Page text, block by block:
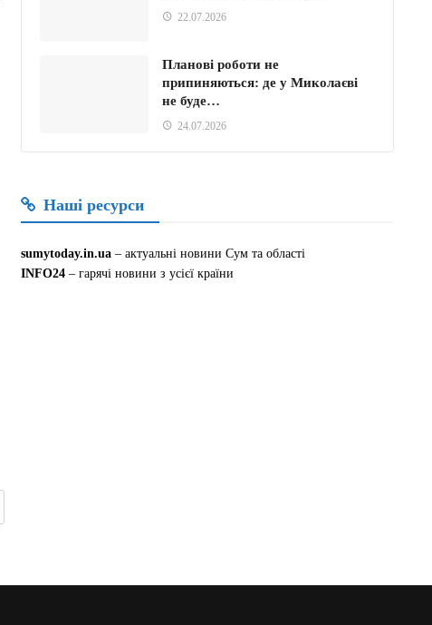
22.07.2026
Планові роботи не
припиняються: де у Миколаєві
не буде…
24.07.2026
Наші ресурси
sumytoday.in.ua – актуальні новини Сум та області
INFO24 – гарячі новини з усієї країни